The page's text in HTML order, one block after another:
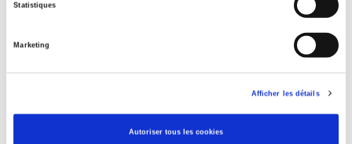
Statistiques
Marketing
Afficher les détails
Autoriser tous les cookies
L'IA et l'emploi